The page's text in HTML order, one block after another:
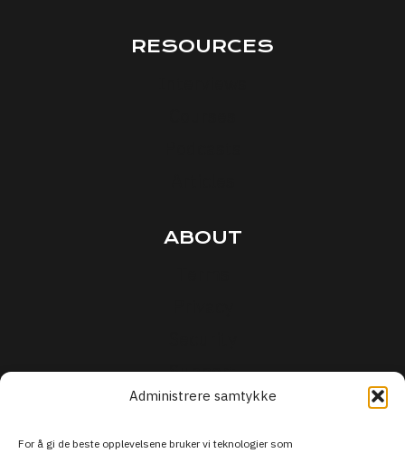
Administrere samtykke
For å gi de beste opplevelsene bruker vi teknologier som
RESOURCES
ABOUT
Support